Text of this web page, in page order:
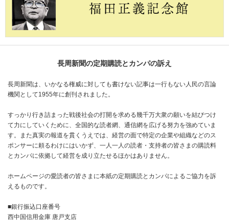
長周新聞の定期購読とカンパの訴え
長周新聞は、いかなる権威に対しても書けない記事は一行もない人民の言論
機関として1955年に創刊されました。
すっかり行き詰まった戦後社会の打開を求める幾千万大衆の願いを結びつけ
て力にしていくために、全国的な読者網、通信網を広げる努力を強めていま
す。また真実の報道を貫くうえでは、経営の面で特定の企業や組織などのス
ポンサーに頼るわけにはいかず、一人一人の読者・支持者の皆さまの購読料
とカンパに依拠して経営を成り立たせるほかはありません。
ホームページの愛読者の皆さまに本紙の定期購読とカンパによるご協力を訴
えるものです。
■銀行振込口座番号
西中国信用金庫 唐戸支店